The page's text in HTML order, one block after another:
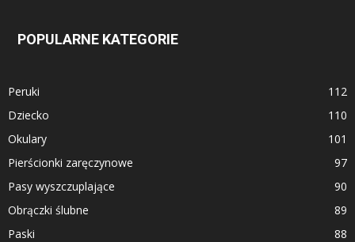
POPULARNE KATEGORIE
Peruki
112
Dziecko
110
Okulary
101
Pierścionki zaręczynowe
97
Pasy wyszczuplające
90
Obrączki ślubne
89
Paski
88